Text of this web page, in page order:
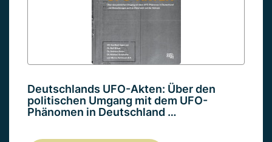
Deutschlands UFO-Akten: Über den
politischen Umgang mit dem UFO-
Phänomen in Deutschland …